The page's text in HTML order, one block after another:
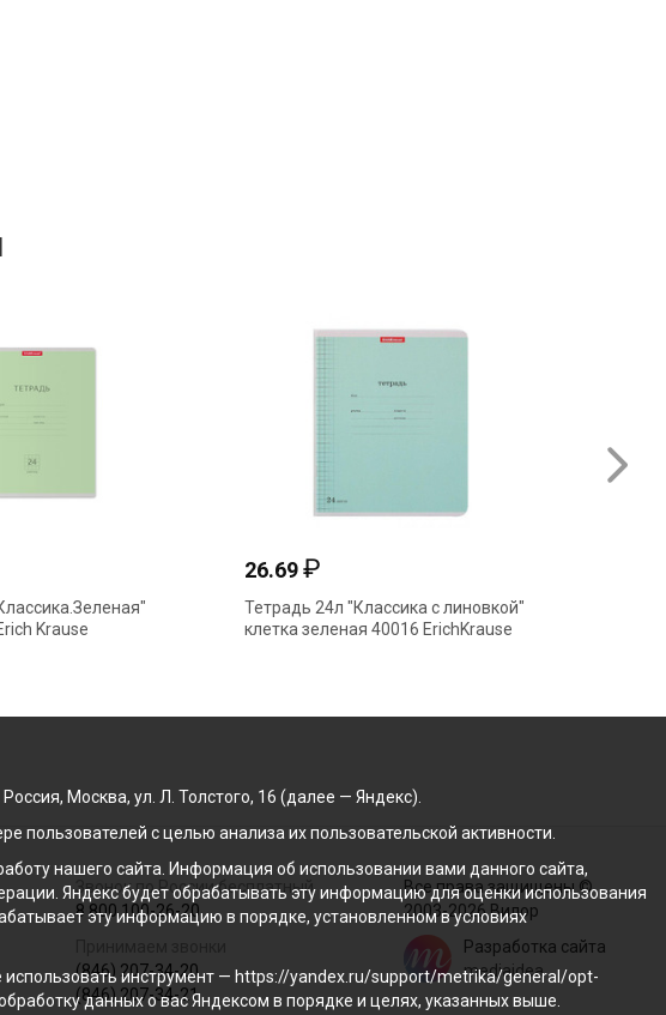
Krause
26.69₽
Тетрадь 24л "Классика с линовкой"
клетка зеленая 40016 ErichKrause
Звонок по России бесплатный
8 800 100-26-20
(846) 207-34-20
(846) 207-34-21
Все права защищены ©
2003-2026 Вилор
Разработка сайта
mediaidea
Москва, ул. Л. Толстого, 16 (далее — Яндекс).
с целью анализа их пользовательской активности.
нашего сайта. Информация об использовании вами данного сайта,
Яндекс будет обрабатывать эту информацию для оценки использования
эту информацию в порядке, установленном в условиях
использовать инструмент — https://yandex.ru/support/metrika/general/opt-
данных о вас Яндексом в порядке и целях, указанных выше.